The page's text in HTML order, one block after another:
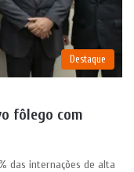
Destaque
fôlego com
das internações de alta